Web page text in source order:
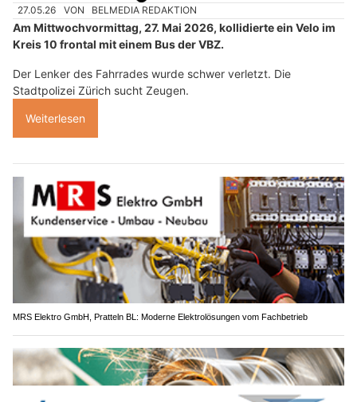
27.05.26 VON BELMEDIA REDAKTION
Am Mittwochvormittag, 27. Mai 2026, kollidierte ein Velo im
Kreis 10 frontal mit einem Bus der VBZ.
Der Lenker des Fahrrades wurde schwer verletzt. Die
Stadtpolizei Zürich sucht Zeugen.
Weiterlesen
MRS Elektro GmbH, Pratteln BL: Moderne Elektrolösungen vom Fachbetrieb